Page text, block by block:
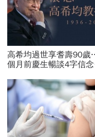
高希均過世享耆壽90
個月前慶生暢談4字信念
福、一切靠自己爭氣